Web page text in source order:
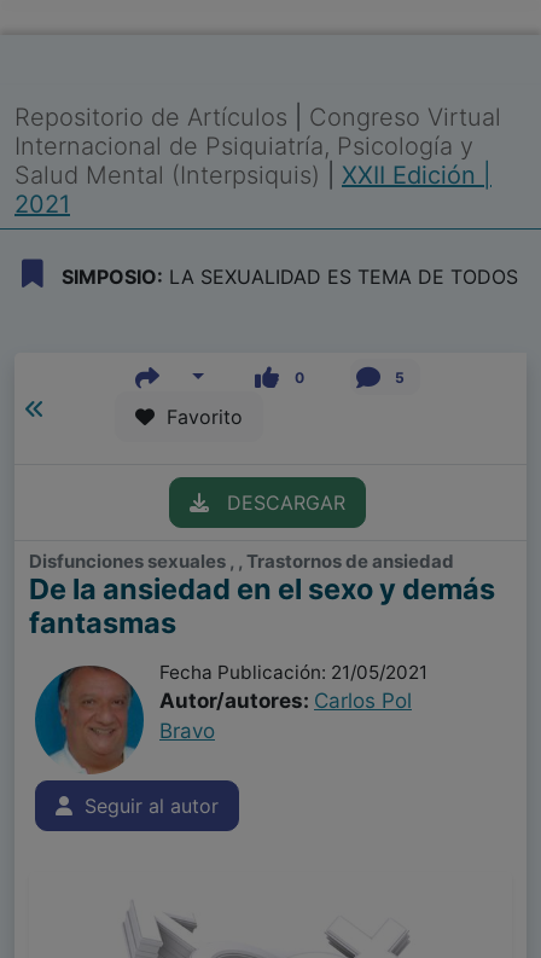
Repositorio de Artículos
Congreso Virtual
Internacional de Psiquiatría, Psicología y
Salud Mental (Interpsiquis)
XXII Edición |
2021
SIMPOSIO: LA SEXUALIDAD ES TEMA DE TODOS
0 5
Favorito
DESCARGAR
Disfunciones sexuales , , Trastornos de ansiedad
De la ansiedad en el sexo y demás
fantasmas
Fecha Publicación: 21/05/2021
Autor/autores: Carlos Pol
Bravo
Seguir al autor